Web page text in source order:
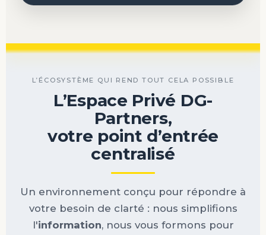
L’ÉCOSYSTÈME QUI REND TOUT CELA POSSIBLE
L’Espace Privé DG-
Partners,
votre point d’entrée
centralisé
Un environnement conçu pour répondre à
votre besoin de clarté : nous simplifions
l'information, nous vous formons pour